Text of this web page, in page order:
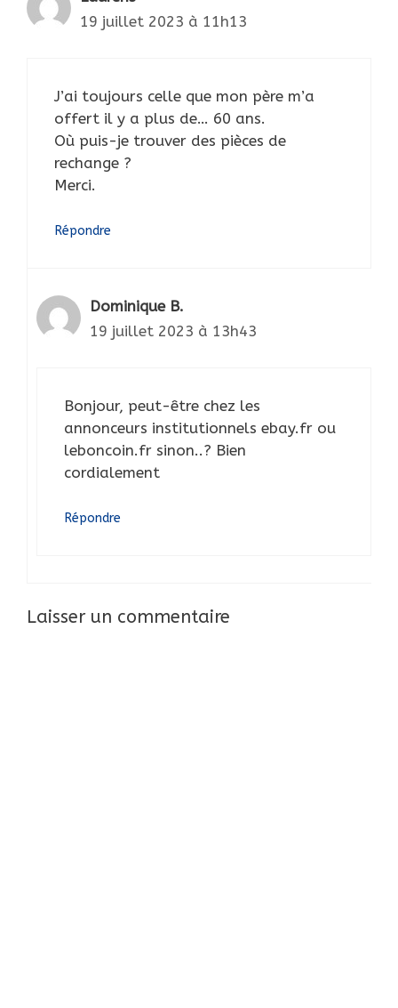
19 juillet 2023 à 11h13
J’ai toujours celle que mon père m’a
offert il y a plus de… 60 ans.
Où puis-je trouver des pièces de
rechange ?
Merci.
Répondre
Dominique B.
19 juillet 2023 à 13h43
Bonjour, peut-être chez les
annonceurs institutionnels ebay.fr ou
leboncoin.fr sinon..? Bien
cordialement
Répondre
Laisser un commentaire